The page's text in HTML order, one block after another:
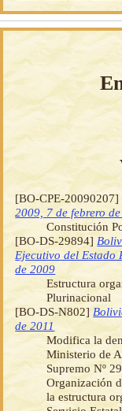
[BO-CPE-20090207]
2009, 7 de febrero
Constitución
[BO-DS-29894]
Ejecutivo del Estado
de 2009
Estructura
Plurinacional
[BO-DS-N802]
de 2011
Modifica la
Ministerio de
Supremo Nº
Organización
la estructura